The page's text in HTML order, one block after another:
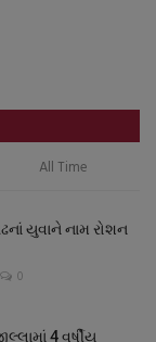
All Time
યુવાને નામ રોશન
0
4 વર્ષીય